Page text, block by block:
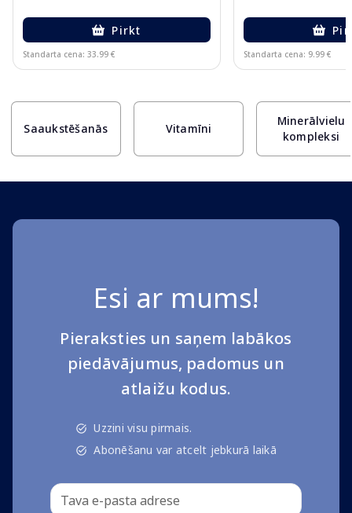
Pirkt
Standarta cena: 33.99 € Standarta cena: 9.99 €
Saaukstēšanās Vitamīni
Minerālvielu
kompleksi
Esi ar mums!
Pieraksties un saņem labākos
piedāvājumus, padomus un
atlaižu kodus.
Uzzini visu pirmais.
Abonēšanu var atcelt jebkurā laikā